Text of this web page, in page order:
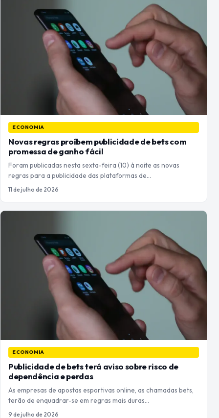
ECONOMIA
Novas regras proíbem publicidade de bets com
promessa de ganho fácil
Foram publicadas nesta sexta-feira (10) à noite as novas
regras para a publicidade das plataformas de…
11 de julho de 2026
ECONOMIA
Publicidade de bets terá aviso sobre risco de
dependência e perdas
As empresas de apostas esportivas online, as chamadas bets,
terão de enquadrar-se em regras mais duras…
9 de julho de 2026